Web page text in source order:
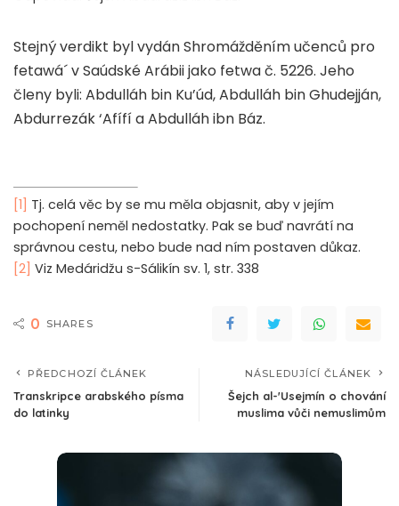
Stejný verdikt byl vydán Shromážděním učenců pro
fetawá´ v Saúdské Arábii jako fetwa č. 5226. Jeho
členy byli: Abdulláh bin Ku’úd, Abdulláh bin Ghudejján,
Abdurrezák ‘Afífí a Abdulláh ibn Báz.
[1] Tj. celá věc by se mu měla objasnit, aby v jejím
pochopení neměl nedostatky. Pak se buď navrátí na
správnou cestu, nebo bude nad ním postaven důkaz.
[2] Viz Medáridžu s-Sálikín sv. 1, str. 338
0 SHARES
PŘEDCHOZÍ ČLÁNEK
Transkripce arabského písma
do latinky
NÁSLEDUJÍCÍ ČLÁNEK
Šejch al-'Usejmín o chování
muslima vůči nemuslimům